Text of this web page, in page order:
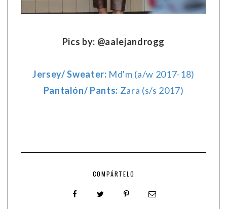
Pics by: @aalejandrogg
Jersey/ Sweater: Md'm (a/w 2017-18)
Pantalón/ Pants: Zara (s/s 2017)
COMPÁRTELO